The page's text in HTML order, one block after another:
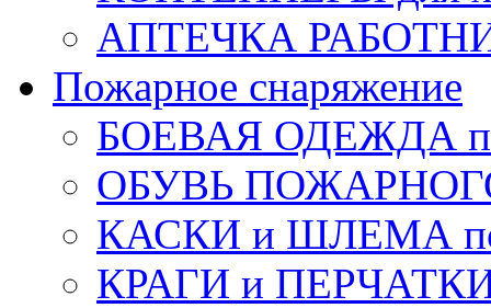
АПТЕЧКА
Пожарное снаряжение
БОЕВАЯ ОДЕЖДА
ОБУВЬ
КАСКИ и ШЛЕМА
КРАГИ и ПЕРЧАТКИ